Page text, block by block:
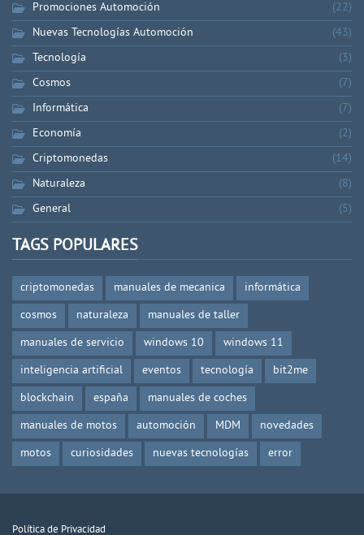
Promociones Automoción
(22)
Nuevas Tecnologías Automoción
(43)
Tecnología
(3)
Cosmos
(7)
Informática
(7)
Economía
(2)
Criptomonedas
(14)
Naturaleza
(8)
General
(5)
TAGS POPULARES
criptomonedas manuales de mecanica
informática
cosmos
naturaleza
manuales de taller
manuales de servicio
windows 10
windows 11
inteligencia artificial
eventos tecnología
bit2me
blockchain
españa
manuales de coches
manuales de motos
automoción MDM
novedades
motos
curiosidades nuevas tecnologías error
Política de Privacidad